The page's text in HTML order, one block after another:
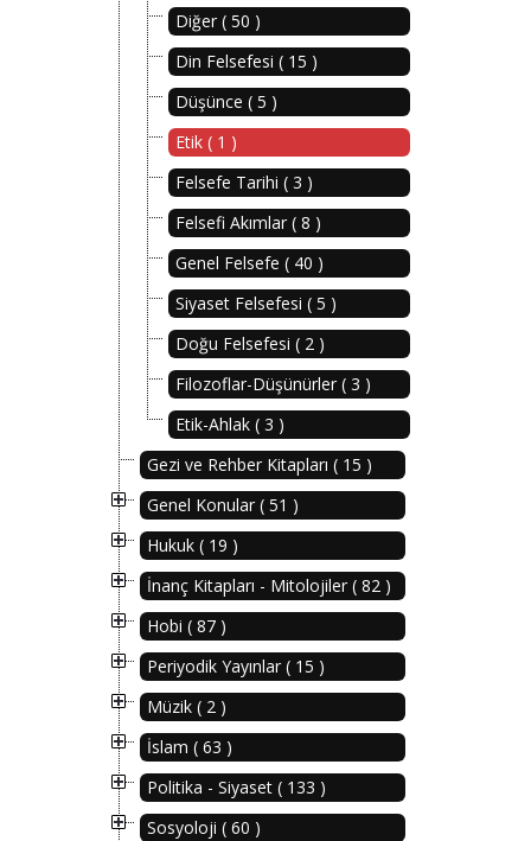
Diğer ( 50 )
Din Felsefesi ( 15 )
Düşünce ( 5 )
Etik ( 1 )
Felsefe Tarihi ( 3 )
Felsefi Akımlar ( 8 )
Genel Felsefe ( 40 )
Siyaset Felsefesi ( 5 )
Doğu Felsefesi ( 2 )
Filozoflar-Düşünürler ( 3 )
Etik-Ahlak ( 3 )
Gezi ve Rehber Kitapları ( 15 )
Genel Konular ( 51 )
Hukuk ( 19 )
İnanç Kitapları - Mitolojiler ( 82 )
Hobi ( 87 )
Periyodik Yayınlar ( 15 )
Müzik ( 2 )
İslam ( 63 )
Politika - Siyaset ( 133 )
Sosyoloji ( 60 )